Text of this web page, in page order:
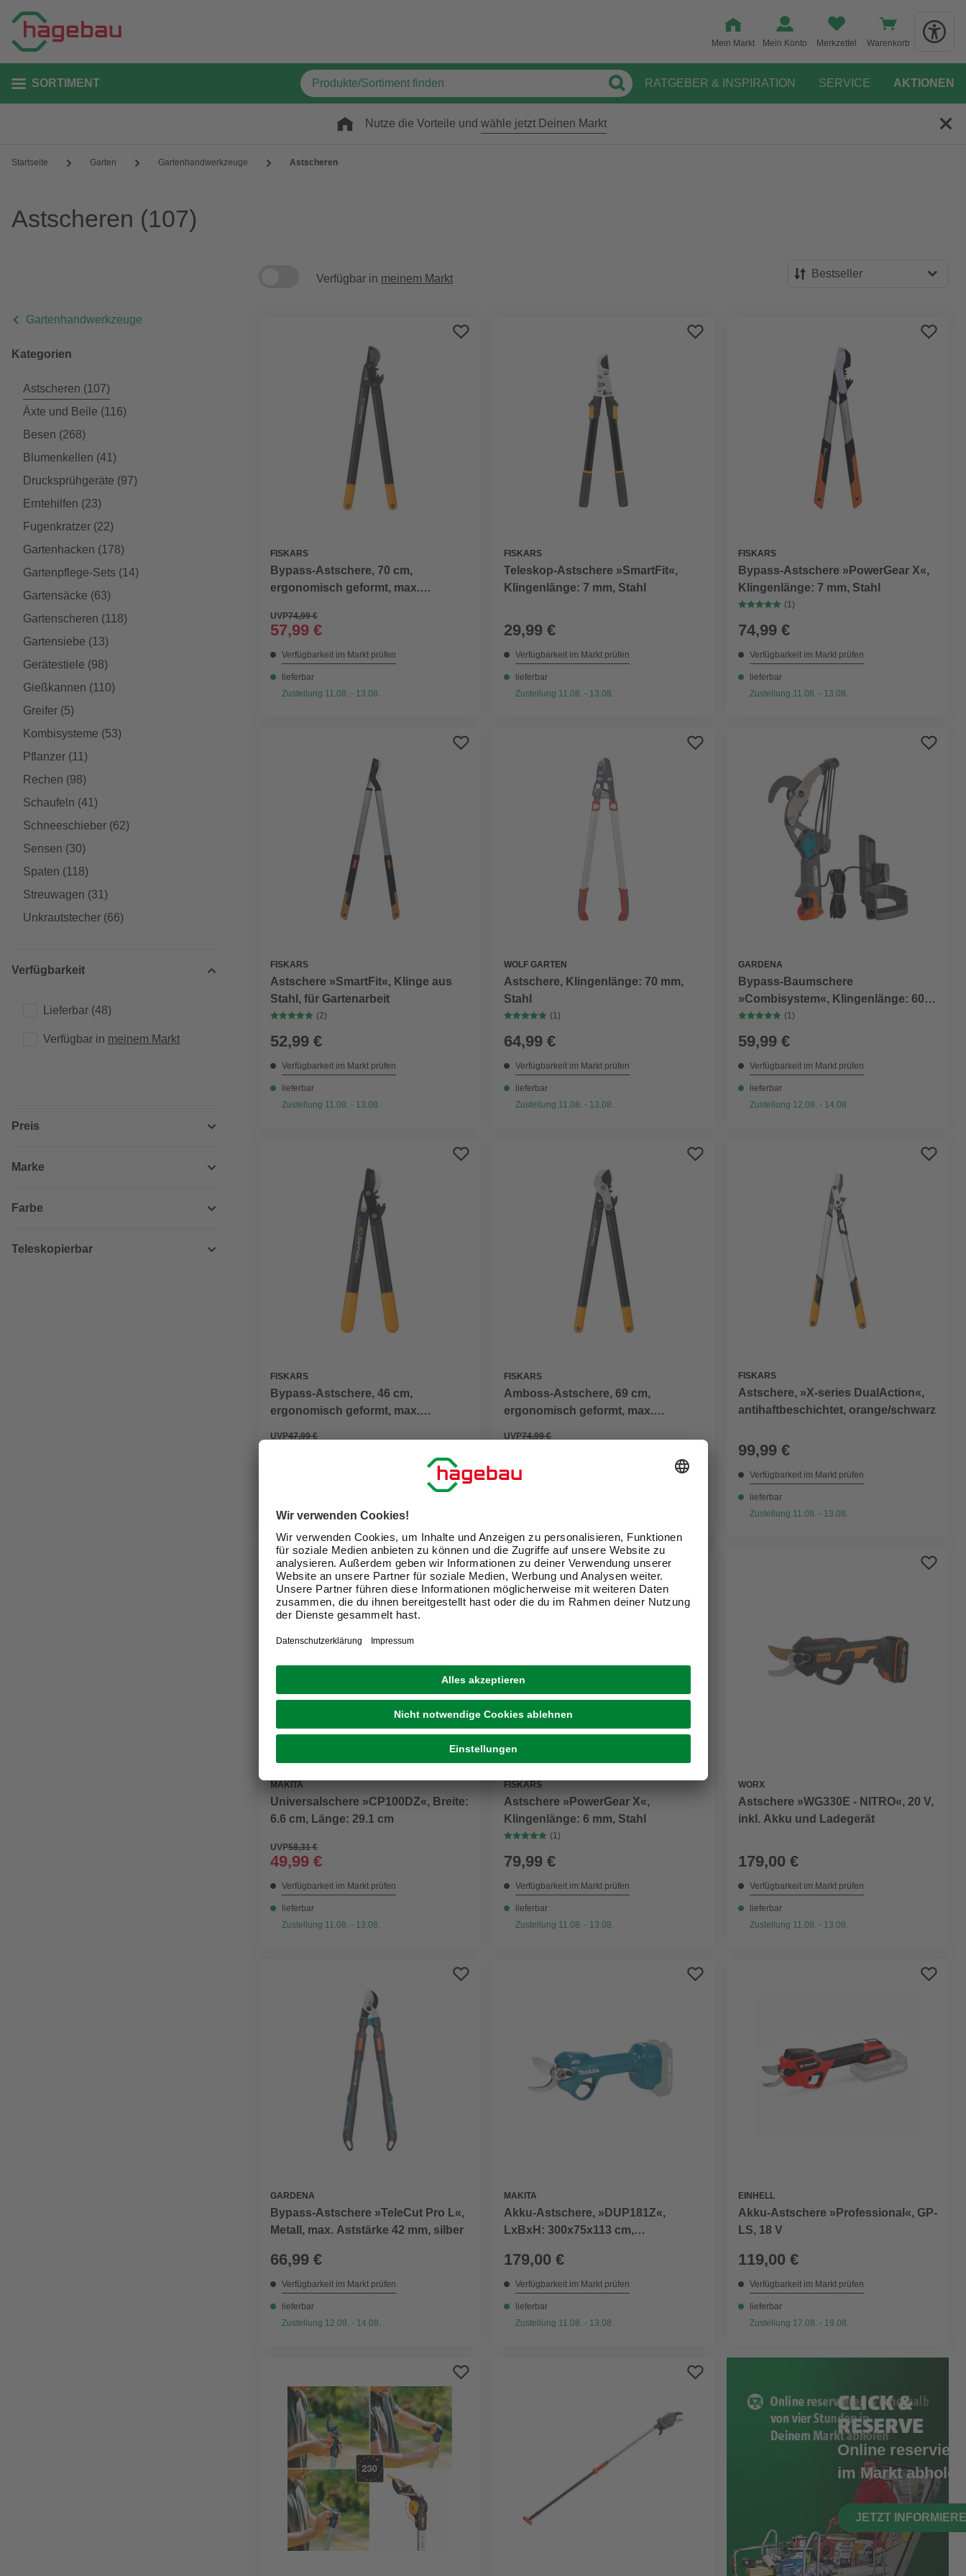
Mein Markt Mein Konto Merkzettel Warenkorb
SORTIMENT RATGEBER & INSPIRATION SERVICE AKTIONEN
Nutze die Vorteile und wähle jetzt Deinen Markt
Startseite Garten Gartenhandwerkzeuge Astscheren
Astscheren (107)
Gartenhandwerkzeuge
Kategorien
Astscheren (107)
Äxte und Beile (116)
Besen (268)
Blumenkellen (41)
Drucksprühgeräte (97)
Erntehilfen (23)
Fugenkratzer (22)
Gartenhacken (178)
Gartenpflege-Sets (14)
Gartensäcke (63)
Gartenscheren (118)
Gartensiebe (13)
Gerätestiele (98)
Gießkannen (110)
Greifer (5)
Kombisysteme (53)
Pflanzer (11)
Rechen (98)
Schaufeln (41)
Schneeschieber (62)
Sensen (30)
Spaten (118)
Streuwagen (31)
Unkrautstecher (66)
Verfügbarkeit
Lieferbar (48)
Verfügbar in meinem Markt
Preis
Marke
Farbe
Teleskopierbar
Verfügbar in meinem Markt Bestseller
Preis absteigend
Bewertung
FISKARS
Bypass-Astschere, 70 cm,
ergonomisch geformt, max.
UVP74,99 €
57,99 €
Verfügbarkeit im Markt prüfen
lieferbar
Zustellung 11.08. - 13.08.
FISKARS
Teleskop-Astschere »SmartFit«,
Klingenlänge: 7 mm, Stahl
29,99 €
Verfügbarkeit im Markt prüfen
lieferbar
Zustellung 11.08. - 13.08.
FISKARS
Bypass-Astschere »PowerGear X«,
Klingenlänge: 7 mm, Stahl
(1)
74,99 €
Verfügbarkeit im Markt prüfen
lieferbar
Zustellung 11.08. - 13.08.
FISKARS
Astschere »SmartFit«, Klinge aus
Stahl, für Gartenarbeit
(2)
52,99 €
Verfügbarkeit im Markt prüfen
lieferbar
Zustellung 11.08. - 13.08.
WOLF GARTEN
Astschere, Klingenlänge: 70 mm,
Stahl
(1)
64,99 €
Verfügbarkeit im Markt prüfen
lieferbar
Zustellung 11.08. - 13.08.
GARDENA
Bypass-Baumschere
»Combisystem«, Klingenlänge: 60
mm, Stahl
(1)
59,99 €
Verfügbarkeit im Markt prüfen
lieferbar
Zustellung 12.08. - 14.08.
FISKARS
Bypass-Astschere, 46 cm,
ergonomisch geformt, max.
UVP47,99 €
Zustellung 11.08. - 13.08.
FISKARS
Amboss-Astschere, 69 cm,
ergonomisch geformt, max.
UVP74,99 €
FISKARS
Astschere, »X-series DualAction«,
antihaftbeschichtet, orange/schwarz
99,99 €
Verfügbarkeit im Markt prüfen
lieferbar
Zustellung 11.08. - 13.08.
MAKITA
Universalschere »CP100DZ«, Breite:
6.6 cm, Länge: 29.1 cm
UVP58,31 €
49,99 €
Verfügbarkeit im Markt prüfen
lieferbar
Zustellung 11.08. - 13.08.
FISKARS
Astschere »PowerGear X«,
Klingenlänge: 6 mm, Stahl
(1)
79,99 €
Verfügbarkeit im Markt prüfen
lieferbar
Zustellung 11.08. - 13.08.
WORX
Astschere »WG330E - NITRO«, 20 V,
inkl. Akku und Ladegerät
179,00 €
Verfügbarkeit im Markt prüfen
lieferbar
Zustellung 11.08. - 13.08.
GARDENA
Bypass-Astschere »TeleCut Pro L«,
Metall, max. Aststärke 42 mm, silber
66,99 €
Verfügbarkeit im Markt prüfen
lieferbar
Zustellung 12.08. - 14.08.
MAKITA
Akku-Astschere, »DUP181Z«,
LxBxH: 300x75x113 cm,
179,00 €
Verfügbarkeit im Markt prüfen
lieferbar
Zustellung 11.08. - 13.08.
EINHELL
Akku-Astschere »Professional«, GP-
LS, 18 V
119,00 €
Verfügbarkeit im Markt prüfen
lieferbar
Zustellung 17.08. - 19.08.
CLICK &
RESERVE
Online
im Markt abholen
JETZT